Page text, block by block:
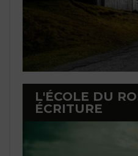
L'ÉCOLE DU
ÉCRITURE